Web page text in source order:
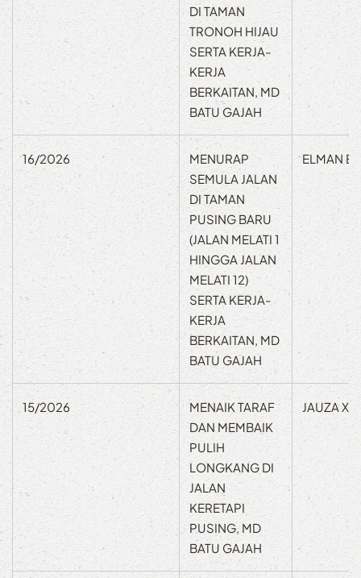
DI TAMAN
TRONOH HIJAU
SERTA KERJA-
KERJA
BERKAITAN, MD
BATU GAJAH
16/2026
MENURAP
SEMULA JALAN
DI TAMAN
PUSING BARU
(JALAN MELATI 1
HINGGA JALAN
MELATI 12)
SERTA KERJA-
KERJA
BERKAITAN, MD
BATU GAJAH
ELMAN
15/2026
MENAIK TARAF
DAN MEMBAIK
PULIH
LONGKANG DI
JALAN
KERETAPI
PUSING, MD
BATU GAJAH
JAUZA